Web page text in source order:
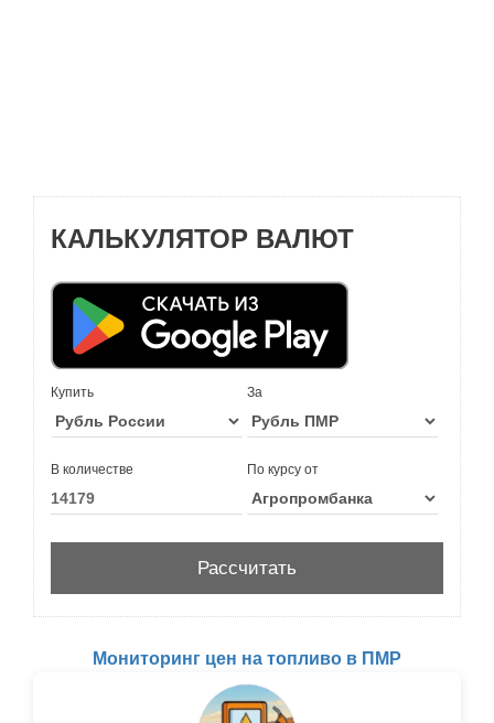
КАЛЬКУЛЯТОР ВАЛЮТ
Купить За
В количестве По курсу от
Мониторинг цен на топливо в ПМР